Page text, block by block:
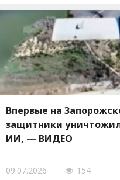
Впервые на
защитники
ИИ, — ВИДЕО
09.07.2026 154